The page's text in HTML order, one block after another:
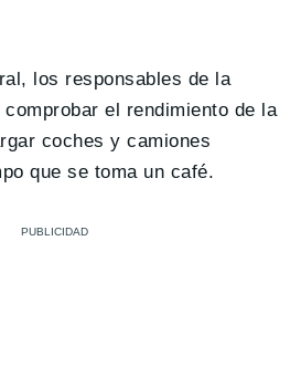
los responsables de la
el rendimiento de la
coches y camiones
que se toma un café.